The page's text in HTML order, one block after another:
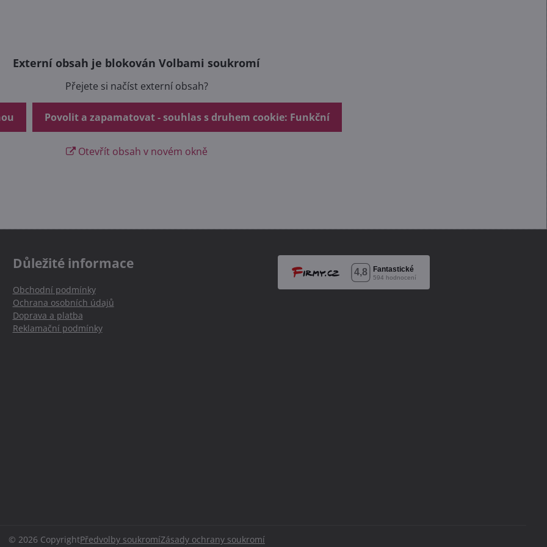
Externí obsah je blokován Volbami soukromí
Přejete si načíst externí obsah?
Povolit a zapamatovat - souhlas s druhem cookie: Funkční
Otevřít obsah v novém okně
Důležité informace
Obchodní podmínky
Ochrana osobních údajů
Doprava a platba
Reklamační podmínky
© 2026 CopyrightPředvolby soukromíZásady ochrany soukromí